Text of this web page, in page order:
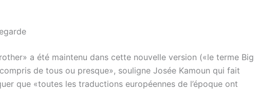
a été maintenu dans cette nouvelle version («le terme Big
de tous ou presque», souligne Josée Kamoun qui fait
que «toutes les traductions européennes de l’époque ont